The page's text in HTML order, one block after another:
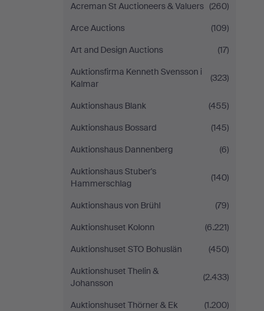
Acreman St Auctioneers & Valuers (260)
Arce Auctions
(109)
Art and Design Auctions
(17)
Auktionsfirma Kenneth Svensson i
Kalmar
(323)
Auktionshaus Blank
(455)
Auktionshaus Bossard
(145)
Auktionshaus Dannenberg
(6)
Auktionshaus Stuber's
Hammerschlag
(140)
Auktionshaus von Brühl
(79)
Auktionshuset Kolonn
(6.221)
Auktionshuset STO Bohuslän
(450)
Auktionshuset Thelin &
Johansson
(2.433)
Auktionshuset Thörner & Ek
(1.200)